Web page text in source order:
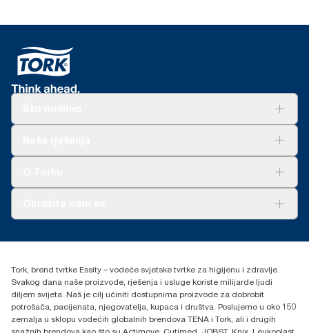
+385 913 900 004
H-1021 Budapest
Budakeszi út 51.
Tork, brend tvrtke Essity – vodeće svjetske tvrtke za higijenu i zdravlje.
Svakog dana naše proizvode, rješenja i usluge koriste milijarde ljudi
diljem svijeta. Naš je cilj učiniti dostupnima proizvode za dobrobit
potrošača, pacijenata, njegovatelja, kupaca i društva. Poslujemo u oko 150
zemalja u sklopu vodećih globalnih brendova TENA i Tork, ali i drugih